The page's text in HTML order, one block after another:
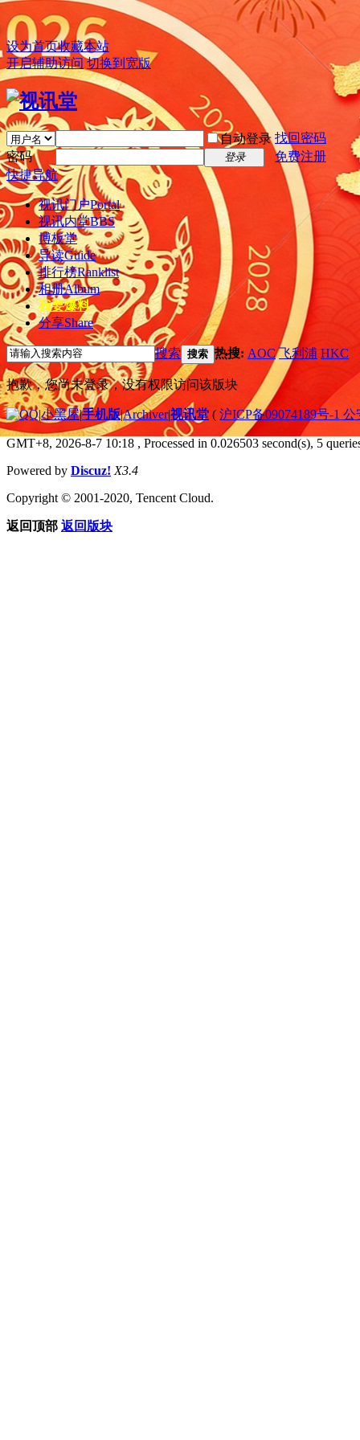
设为首页收藏本站
开启辅助访问 切换到宽版
自动登录 找回密码
密码
登录
免费注册
快捷导航
视讯门户Portal
视讯内堂BBS
博板堂
导读Guide
排行榜Ranklist
相册Album
我要爆料
分享Share
搜索 搜索 热搜: AOC 飞利浦 HKC
抱歉，您尚未登录，没有权限访问该版块
|小黑屋|手机版|Archiver|视讯堂 ( 沪ICP备09074189号-1
GMT+8, 2026-8-7 10:18 , Processed in 0.026503 second(s), 5
Powered by Discuz! X3.4
Copyright © 2001-2020, Tencent Cloud.
返回顶部 返回版块